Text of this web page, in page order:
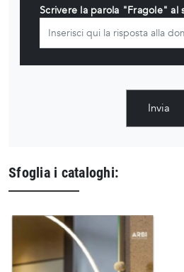
Scrivere la parola "Fragole" al
Invia
Sfoglia i cataloghi: